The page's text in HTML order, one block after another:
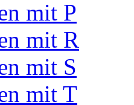
mit P
mit R
mit S
mit T